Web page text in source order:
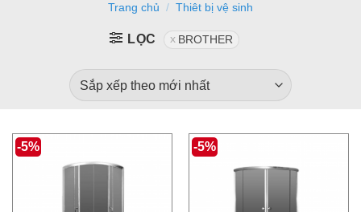
Trang chủ / Thiêt bị vệ sinh
LỌC BROTHER
-5% -5%